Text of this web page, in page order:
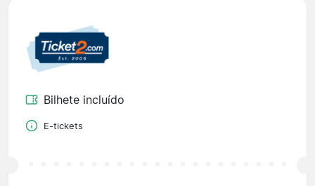
Bilhete incluído
E-tickets